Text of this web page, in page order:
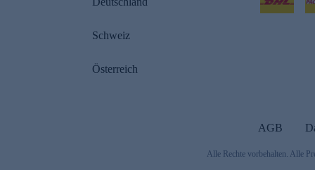
Schweiz
Österreich
AGB
Alle Rechte vorbehalten. Alle